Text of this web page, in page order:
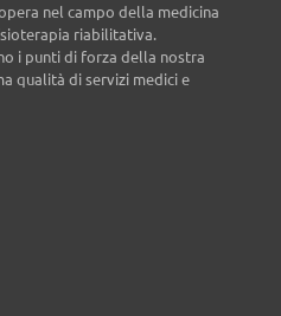
nel campo della medicina
riabilitativa.
i punti di forza della nostra
qualità di servizi medici e